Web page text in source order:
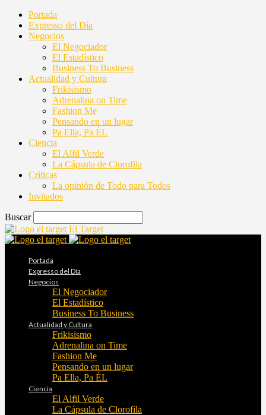
Portada
Expresso del Día
Negocios
El Negociador
El Estadístico
Business To Business
Actualidad y Cultura
Frikisismo
Adrenalina on Time
Fashion Me
Pensando en un lugar
Pa Ella, Pa ÉL
Ciencia
El Alfil Verde
La Cápsula de Clorofila
Críticas
La opinión de Todo para Todos
Invitados
Buscar
El Target
Portada
Expresso del Día
Negocios
El Negociador
El Estadístico
Business To Business
Actualidad y Cultura
Frikisismo
Adrenalina on Time
Fashion Me
Pensando en un lugar
Pa Ella, Pa ÉL
Ciencia
El Alfil Verde
La Cápsula de Clorofila